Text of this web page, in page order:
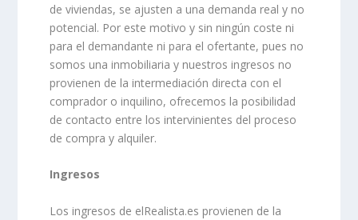
de viviendas, se ajusten a una demanda real y no
potencial. Por este motivo y sin ningún coste ni
para el demandante ni para el ofertante, pues no
somos una inmobiliaria y nuestros ingresos no
provienen de la intermediación directa con el
comprador o inquilino, ofrecemos la posibilidad
de contacto entre los intervinientes del proceso
de compra y alquiler.
Ingresos
Los ingresos de elRealista.es provienen de la